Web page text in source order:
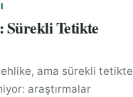
Sürekli Tetikte
ama sürekli tetikte
araştırmalar